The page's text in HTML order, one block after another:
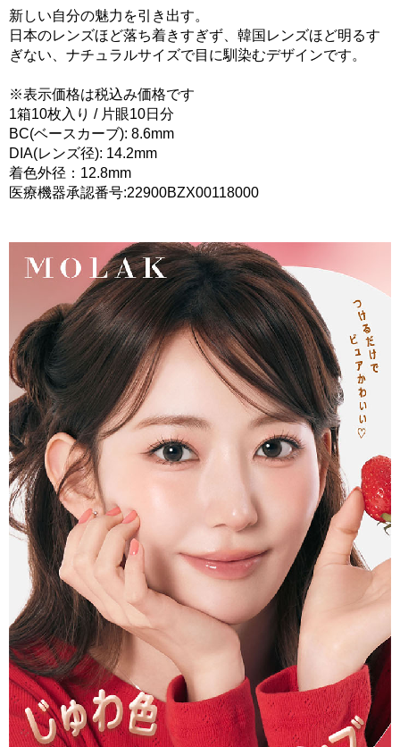
新しい自分の魅力を引き出す。
日本のレンズほど落ち着きすぎず、韓国レンズほど明るす
ぎない、ナチュラルサイズで目に馴染むデザインです。
※表示価格は税込み価格です
1箱10枚入り / 片眼10日分
BC(ベースカーブ): 8.6mm
DIA(レンズ径): 14.2mm
着色外径：12.8mm
医療機器承認番号:22900BZX00118000